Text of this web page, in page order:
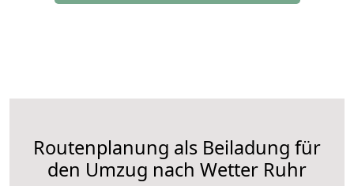
Routenplanung als Beiladung für
den Umzug nach Wetter Ruhr